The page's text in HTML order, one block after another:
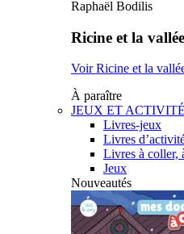
Raphaël Bodilis
Ricine et la
Voir Ricine et la
À paraître
JEUX ET
Livres-jeux
Livres
Livres à coller,
Jeux
Nouveautés